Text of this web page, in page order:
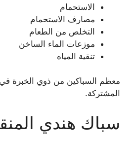
الاستحمام
مصارف الاستحمام
التخلص من الطعام
موزعات الماء الساخن
تنقية المياه
معظم السباكين من ذوي الخبرة
المشتركة.
سباك هندي